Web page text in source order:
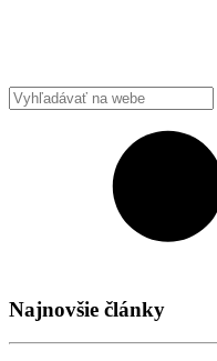
Najnovšie články